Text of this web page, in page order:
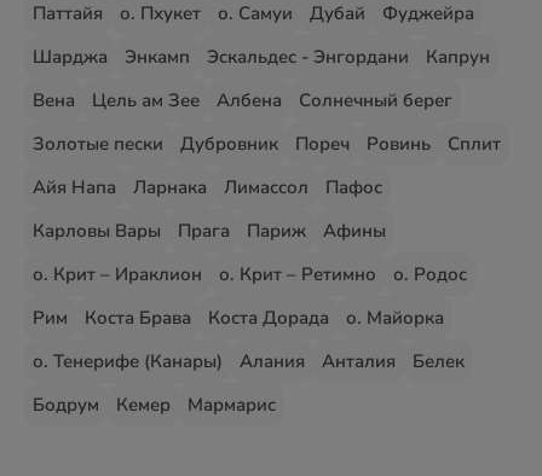
Паттайя
о. Пхукет о. Самуи Дубай
Фуджейра
Шарджа
Энкамп Эскальдес - Энгордани
Капрун
Вена
Цель ам Зее Албена
Солнечный берег
Золотые пески
Дубровник Пореч Ровинь
Сплит
Айя Напа
Ларнака Лимассол
Пафос
Карловы Вары
Прага Париж
Афины
о. Крит – Ираклион
о. Крит – Ретимно
о. Родос
Рим
Коста Брава Коста Дорада
о. Майорка
о. Тенерифе (Канары)
Алания Анталия
Белек
Бодрум
Кемер Мармарис